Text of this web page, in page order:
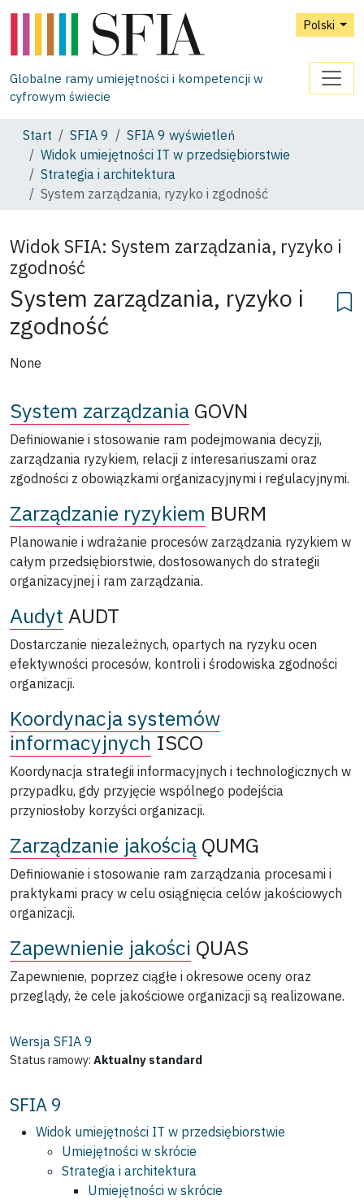
Polski
Globalne ramy umiejętności i kompetencji w
cyfrowym świecie
Start SFIA 9
SFIA 9 wyświetleń
Widok umiejętności IT w przedsiębiorstwie
Strategia i architektura
System zarządzania, ryzyko i zgodność
Widok SFIA: System zarządzania, ryzyko i
zgodność
System zarządzania, ryzyko i
zgodność
None
System zarządzania GOVN
Definiowanie i stosowanie ram podejmowania decyzji,
zarządzania ryzykiem, relacji z interesariuszami oraz
zgodności z obowiązkami organizacyjnymi i regulacyjnymi.
Zarządzanie ryzykiem BURM
Planowanie i wdrażanie procesów zarządzania ryzykiem w
całym przedsiębiorstwie, dostosowanych do strategii
organizacyjnej i ram zarządzania.
Audyt AUDT
Dostarczanie niezależnych, opartych na ryzyku ocen
efektywności procesów, kontroli i środowiska zgodności
organizacji.
Koordynacja systemów
informacyjnych ISCO
Koordynacja strategii informacyjnych i technologicznych w
przypadku, gdy przyjęcie wspólnego podejścia
przyniosłoby korzyści organizacji.
Zarządzanie jakością QUMG
Definiowanie i stosowanie ram zarządzania procesami i
praktykami pracy w celu osiągnięcia celów jakościowych
organizacji.
Zapewnienie jakości QUAS
Zapewnienie, poprzez ciągłe i okresowe oceny oraz
przeglądy, że cele jakościowe organizacji są realizowane.
Wersja SFIA 9
Status ramowy: Aktualny standard
SFIA 9
Widok umiejętności IT w przedsiębiorstwie
Umiejętności w skrócie
Strategia i architektura
Umiejętności w skrócie